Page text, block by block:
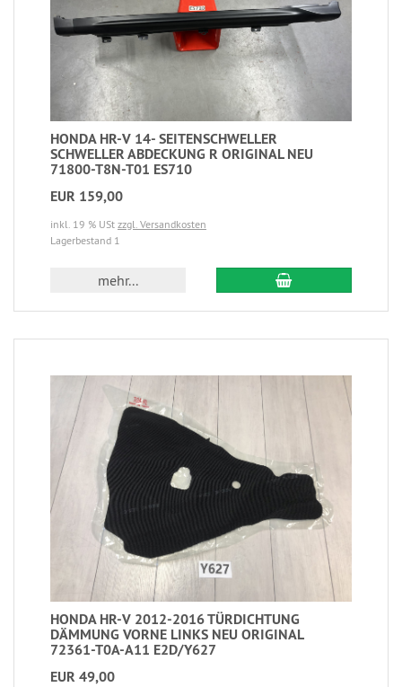
HONDA HR-V 14- SEITENSCHWELLER
SCHWELLER ABDECKUNG R ORIGINAL NEU
71800-T8N-T01 ES710
EUR 159,00
inkl. 19 % USt zzgl. Versandkosten
Lagerbestand 1
mehr...
HONDA HR-V 2012-2016 TÜRDICHTUNG
DÄMMUNG VORNE LINKS NEU ORIGINAL
72361-T0A-A11 E2D/Y627
EUR 49,00